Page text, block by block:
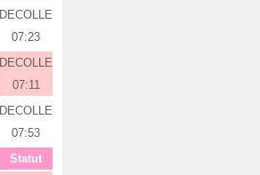
DECOLLE
07:23
DECOLLE
07:11
DECOLLE
07:53
Statut